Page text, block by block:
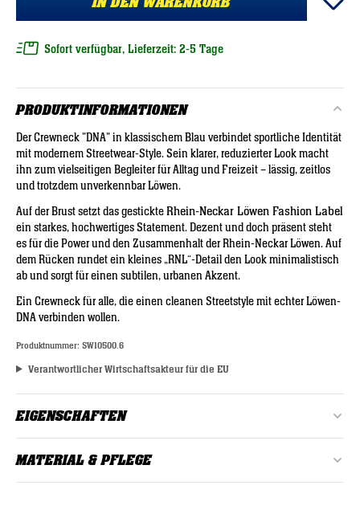
Sofort verfügbar, Lieferzeit: 2-5 Tage
PRODUKTINFORMATIONEN
Der Crewneck "DNA" in klassischem Blau verbindet sportliche Identität
mit modernem Streetwear-Style. Sein klarer, reduzierter Look macht
ihn zum vielseitigen Begleiter für Alltag und Freizeit – lässig, zeitlos
und trotzdem unverkennbar Löwen.
Auf der Brust setzt das gestickte Rhein-Neckar Löwen Fashion Label
ein starkes, hochwertiges Statement. Dezent und doch präsent steht
es für die Power und den Zusammenhalt der Rhein-Neckar Löwen. Auf
dem Rücken rundet ein kleines „RNL“-Detail den Look minimalistisch
ab und sorgt für einen subtilen, urbanen Akzent.
Ein Crewneck für alle, die einen cleanen Streetstyle mit echter Löwen-
DNA verbinden wollen.
Produktnummer: SW10500.6
Verantwortlicher Wirtschaftsakteur für die EU
EIGENSCHAFTEN
Farbe: Dunkelblau
MATERIAL & PFLEGE